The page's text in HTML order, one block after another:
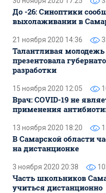
До -26: Синоптики
выхолаживании в
21 ноября 2020 14:36
Талантливая
презентовала
разработки
15 ноября 2020 12:05
Врач: COVID-19 не
применения
13 ноября 2020 18:20
В Самарской области
на дистанционке
3 ноября 2020 20:38
Часть школьников
учиться дистанционно